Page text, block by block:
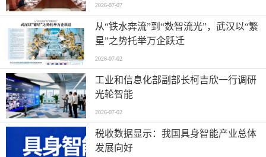
2026-07-07
从“铁水奔流”到“数智流光”，武汉以“繁
星”之势托举万企跃迁
2026-07-02
工业和信息化部副部长柯吉欣一行调研
光轮智能
2026-07-02
税收数据显示：我国具身智能产业总体
发展向好